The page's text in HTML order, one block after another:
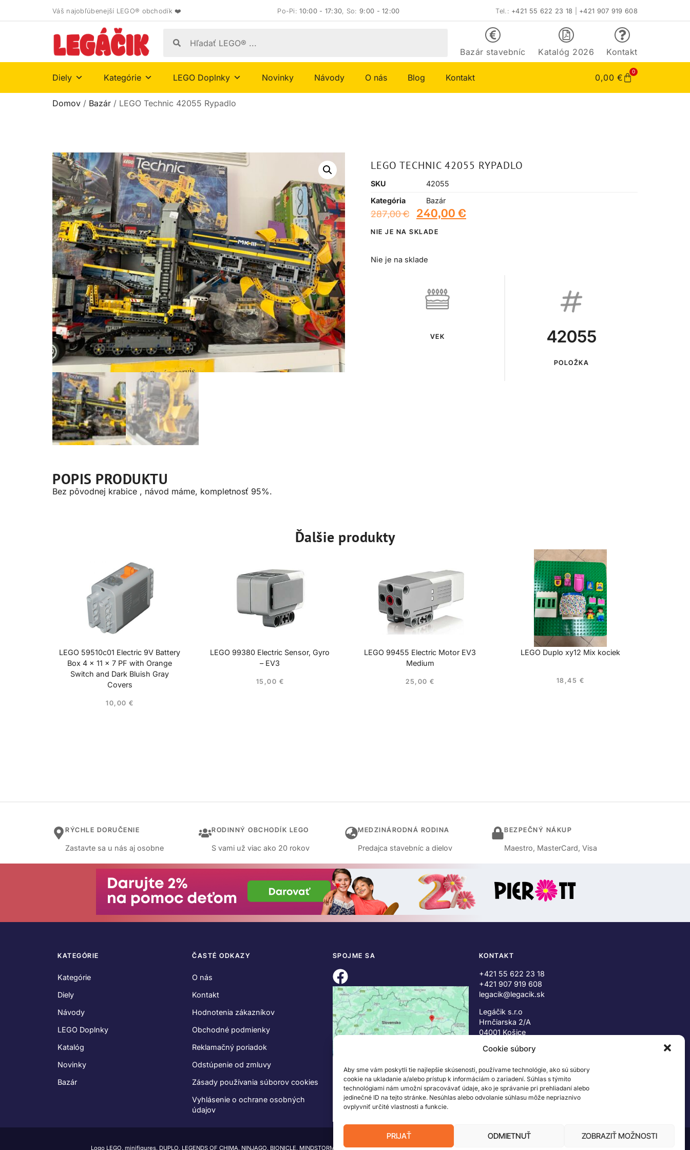
Cookie súbory
Aby sme vám poskytli tie najlepšie skúsenosti, používame technológie, ako sú súbory
cookie na ukladanie a/alebo prístup k informáciám o zariadení. Súhlas s týmito
technológiami nám umožní spracovávať údaje, ako je správanie pri prehliadaní alebo
jedinečné ID na tejto stránke. Nesúhlas alebo odvolanie súhlasu môže nepriaznivo
ovplyvniť určité vlastnosti a funkcie.
PRIJAŤ ODMIETNUŤ ZOBRAZIŤ MOŽNOSTI
Váš najobľúbenejší LEGO® obchodík ❤️ Po-Pi:10:00 - 17:30, So:9:00 - 12:00 Tel.: +421 55 622 23 18 +421 907 919 608
Bazár stavebníc Katalóg 2026 Kontakt
Diely Kategórie LEGO Doplnky Novinky Návody O nás Blog Kontakt 0,00 €
0
Domov / Bazár / LEGO Technic 42055 Rypadlo
LEGO TECHNIC 42055 RYPADLO
SKU
42055
Kategória
Bazár
287,00€ 240,00 €
NIE JE NA SKLADE
Nie je na sklade
VEK 42055
POLOŽKA
POPIS PRODUKTU
Bez pôvodnej krabice , návod máme, kompletnosť 95%.
Ďalšie produkty
LEGO 59510c01 Electric 9V Battery
Box 4 x 11 x 7 PF with Orange
Switch and Dark Bluish Gray
Covers
10,00 €
LEGO 99380 Electric Sensor, Gyro
– EV3
15,00 €
LEGO 99455 Electric Motor EV3
Medium
25,00 €
LEGO Duplo xy12 Mix kociek
18,45 €
RÝCHLE DORUČENIE
Zastavte sa u nás aj osobne
RODINNÝ OBCHODÍK LEGO
S vami už viac ako 20 rokov
MEDZINÁRODNÁ RODINA
Predajca stavebníc a dielov
BEZPEČNÝ NÁKUP
Maestro, MasterCard, Visa
KATEGÓRIE
Kategórie
Diely
Návody
LEGO Doplnky
Katalóg
Novinky
Bazár
ČASTÉ ODKAZY
O nás
Kontakt
Hodnotenia zákazníkov
Obchodné podmienky
Reklamačný poriadok
Odstúpenie od zmluvy
Zásady používania súborov cookies
Vyhlásenie o ochrane osobných
údajov
SPOJME SA KONTAKT
+421 55 622 23 18
+421 907 919 608
legacik@legacik.sk
Legáčik s.r.o
Hrnčiarska 2/A
04001 Košice
IČ DPH: SK2023978330
Logo LEGO, minifigures, DUPLO, LEGENDS OF CHIMA, NINJAGO, BIONICLE, MINDSTORMS a MIXELS sú ochranné známky LEGO Group. ©2026 The LEGO Group. Všetky práva vyhradené